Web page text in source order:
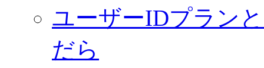
ユーザーIDプラン
だら